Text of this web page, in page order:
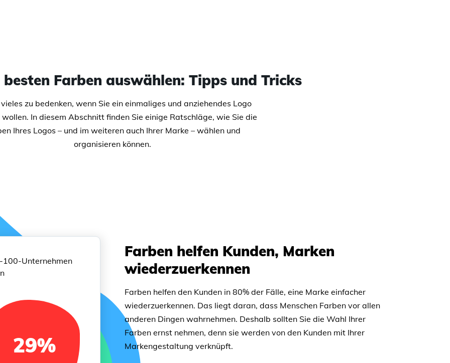
Farben auswählen: Tipps und Tricks
zu bedenken, wenn Sie ein einmaliges und anziehendes Logo
In diesem Abschnitt finden Sie einige Ratschläge, wie Sie die
Ihres Logos – und im weiteren auch Ihrer Marke – wählen und
organisieren können.
100-Unternehmen
29%
Farben helfen Kunden, Marken
wiederzuerkennen
Farben helfen den Kunden in 80% der Fälle, eine Marke einfacher
wiederzuerkennen. Das liegt daran, dass Menschen Farben vor allen
anderen Dingen wahrnehmen. Deshalb sollten Sie die Wahl Ihrer
Farben ernst nehmen, denn sie werden von den Kunden mit Ihrer
Markengestaltung verknüpft.